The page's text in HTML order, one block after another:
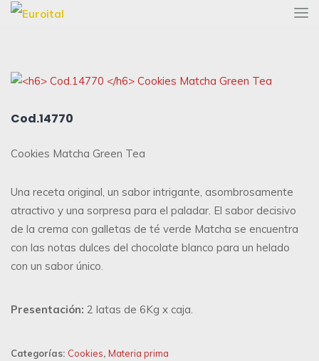
Cod.14770
Cookies Matcha Green Tea
Una receta original, un sabor intrigante, asombrosamente
atractivo y una sorpresa para el paladar. El sabor decisivo
de la crema con galletas de té verde Matcha se encuentra
con las notas dulces del chocolate blanco para un helado
con un sabor único.
Presentación: 2 latas de 6Kg x caja.
Categorías: Cookies, Materia prima